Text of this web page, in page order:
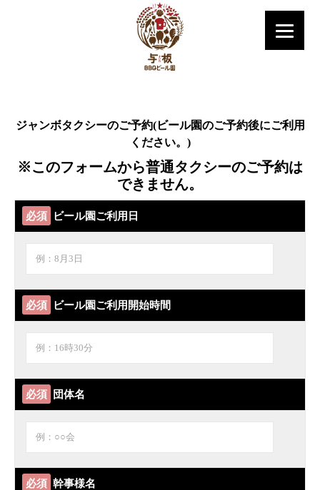
ジャンボタクシーのご予約(ビール園のご予約後にご利用
ください。)
※このフォームから普通タクシーのご予約は
できません。
必須 ビール園ご利用日
必須 ビール園ご利用開始時間
必須 団体名
必須 幹事様名